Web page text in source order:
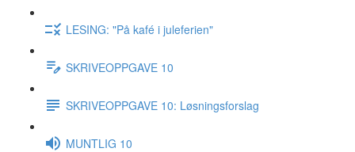
LESING: "På kafé i juleferien"
SKRIVEOPPGAVE 10
SKRIVEOPPGAVE 10: Løsningsforslag
MUNTLIG 10